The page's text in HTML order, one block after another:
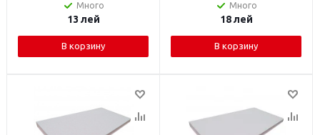
Много
13 лей
В корзину
Много
18лей
В корзину